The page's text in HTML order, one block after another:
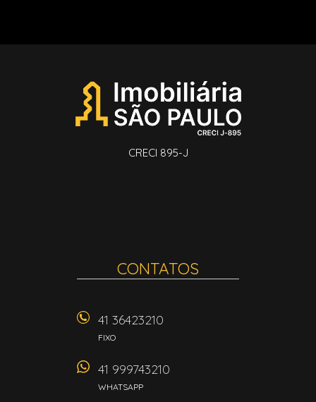
CRECI 895-J
CONTATOS
41 36423210
FIXO
41 999743210
WHATSAPP